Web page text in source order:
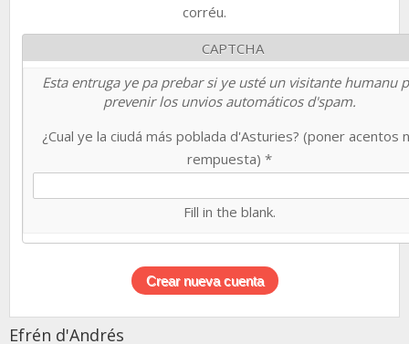
corréu.
CAPTCHA
Esta entruga ye pa prebar si ye usté un visitante humanu
prevenir los unvios automáticos d'spam.
¿Cual ye la ciudá más poblada d'Asturies? (poner acentos
rempuesta) *
Fill in the blank.
Efrén d'Andrés